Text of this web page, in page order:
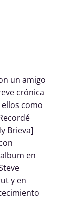
un amigo
crónica
como
Brieva]
en
y en